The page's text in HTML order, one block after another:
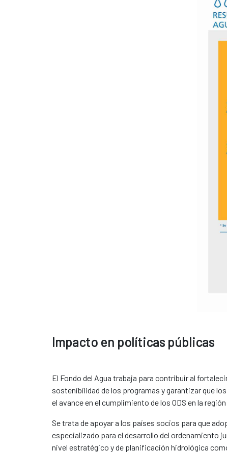
Impacto en políticas públicas
El Fondo del Agua trabaja para contribuir al
sostenibilidad de los programas y garantizar que
el avance en el cumplimiento de los ODS en la
Se trata de apoyar a los países socios para que
especializado para el desarrollo del ordenamiento
nivel estratégico y de planificación hidrológica